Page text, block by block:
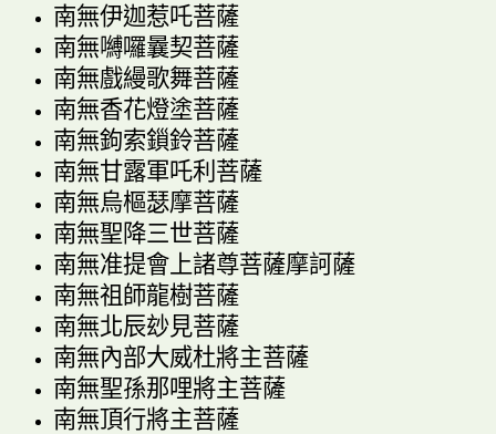
南無伊迦惹吒菩薩
南無嚩囉曩契菩薩
南無戲縵歌舞菩薩
南無香花燈塗菩薩
南無鉤索鎻鈴菩薩
南無甘露軍吒利菩薩
南無烏樞瑟摩菩薩
南無聖降三世菩薩
南無准提會上諸尊菩薩摩訶薩
南無祖師龍樹菩薩
南無北辰玅見菩薩
南無內部大威杜將主菩薩
南無聖孫那哩將主菩薩
南無頂行將主菩薩